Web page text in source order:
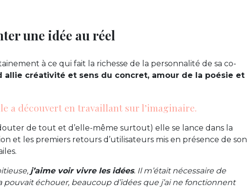
une idée au réel
à ce qui fait la richesse de la personnalité de sa co-
allie créativité et sens du concret, amour de la poésie et
a découvert en travaillant sur l’imaginaire.
de tout et d’elle-même surtout) elle se lance dans la
et les premiers retours d’utilisateurs mis en présence de son
j’aime voir vivre les idées. Il m’était nécessaire de
pouvait échouer, beaucoup d’idées que j’ai ne fonctionnent